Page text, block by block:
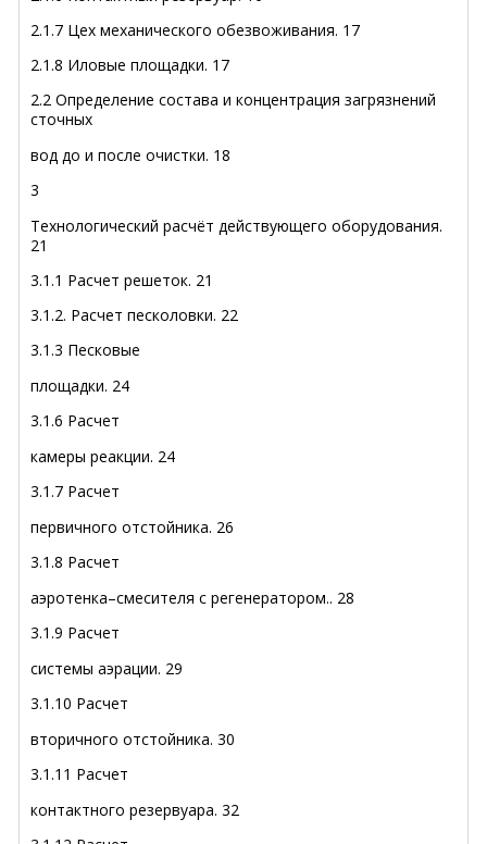
2.1.7 Цех механического обезвоживания. 17
2.1.8 Иловые площадки. 17
2.2 Определение состава и концентрация загрязнений
сточных
вод до и после очистки. 18
3
Технологический расчёт действующего оборудования.
21
3.1.1 Расчет решеток. 21
3.1.2. Расчет песколовки. 22
3.1.3 Песковые
площадки. 24
3.1.6 Расчет
камеры реакции. 24
3.1.7 Расчет
первичного отстойника. 26
3.1.8 Расчет
аэротенка–смесителя с регенератором.. 28
3.1.9 Расчет
системы аэрации. 29
3.1.10 Расчет
вторичного отстойника. 30
3.1.11 Расчет
контактного резервуара. 32